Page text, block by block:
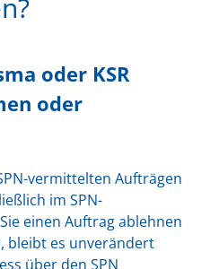
oder KSR
oder
vermittelten Aufträgen
im SPN-
einen Auftrag ablehnen
bleibt es unverändert
über den SPN